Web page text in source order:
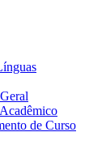
de Curso